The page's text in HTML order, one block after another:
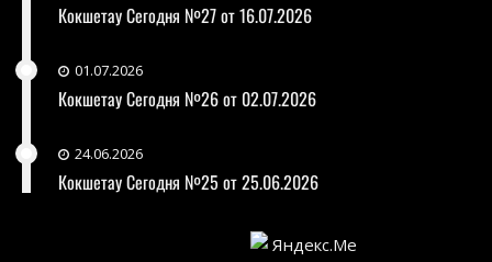
Кокшетау Сегодня №27 от 16.07.2026
01.07.2026
Кокшетау Сегодня №26 от 02.07.2026
24.06.2026
Кокшетау Сегодня №25 от 25.06.2026